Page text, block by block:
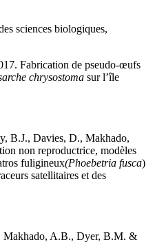
sciences biologiques,
Fabrication de pseudo-œufs
chrysostoma sur l’île
B.J., Davies, D., Makhado,
non reproductrice, modèles
fuligineux(Phoebetria fusca)
satellitaires et des
Makhado, A.B., Dyer, B.M. &